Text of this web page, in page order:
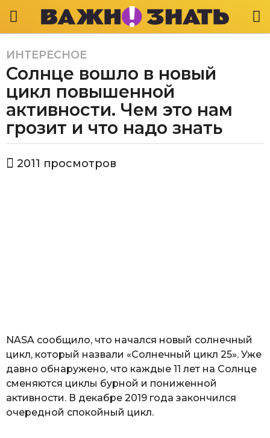
6
л
т
a
g
6
л
ИНТЕРЕСНОЕ
Солнце вошло в новый
цикл повышенной
активности. Чем это нам
грозит и что надо знать
в
2011 просмотров
NASA сообщило, что начался новый солнечный
цикл, который назвали «Солнечный цикл 25». Уже
давно обнаружено, что каждые 11 лет на Солнце
сменяются циклы бурной и пониженной
активности. В декабре 2019 года закончился
очередной спокойный цикл.